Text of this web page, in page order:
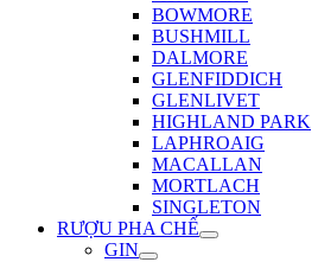
BOWMORE
BUSHMILL
DALMORE
GLENFIDDICH
GLENLIVET
HIGHLAND PARK
LAPHROAIG
MACALLAN
MORTLACH
SINGLETON
RƯỢU PHA CHẾ
GIN